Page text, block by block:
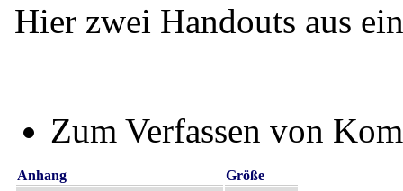
Hier zwei Handouts aus
Zum Verfassen von
Anhang
Größe